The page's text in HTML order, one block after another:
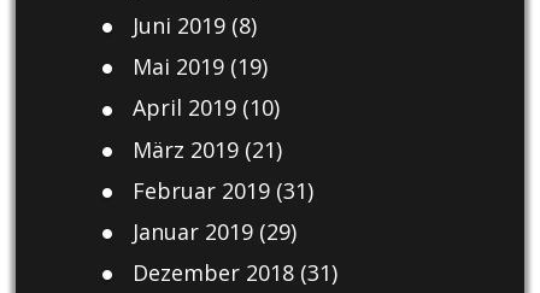
Juni 2019(8)
Mai 2019(19)
April 2019(10)
März 2019(21)
Februar 2019(31)
Januar 2019(29)
Dezember 2018(31)